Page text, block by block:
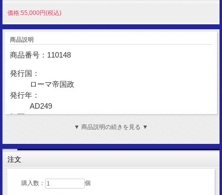
価格:55,000円(税込)
商品説明
商品番号：110148
発行国：
ローマ帝国政
発行年：
AD249
額面：
アントニニアヌス
金性：
AR(Silver)
表面図柄：
デキウス帝(トラヤヌス・デキウス)
裏面図柄：
▼ 商品説明の続きを見る ▼
注文
購入数： 個